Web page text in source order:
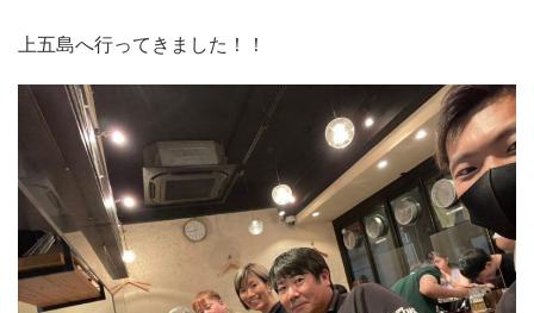
上五島へ行ってきました！！